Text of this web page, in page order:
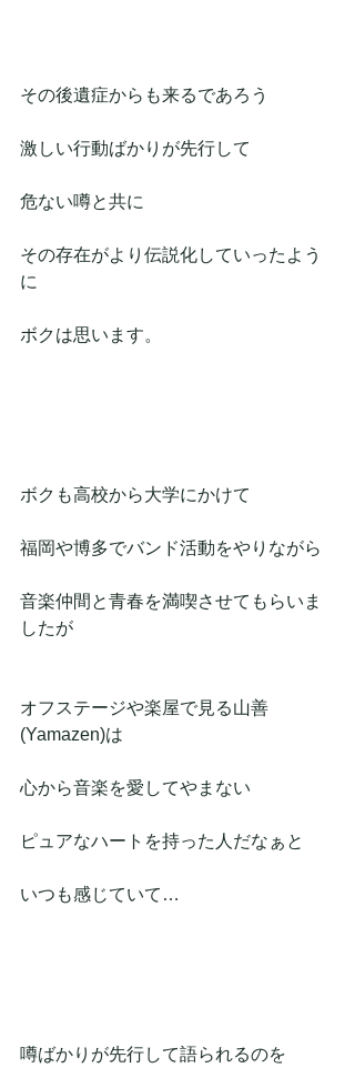
その後遺症からも来るであろう
激しい行動ばかりが先行して
危ない噂と共に
その存在がより伝説化していったよう
に
ボクは思います。
ボクも高校から大学にかけて
福岡や博多でバンド活動をやりながら
音楽仲間と青春を満喫させてもらいま
したが
オフステージや楽屋で見る山善
(Yamazen)は
心から音楽を愛してやまない
ピュアなハートを持った人だなぁと
いつも感じていて…
噂ばかりが先行して語られるのを